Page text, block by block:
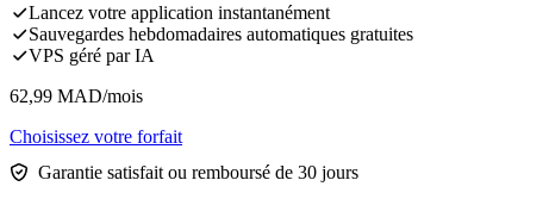
Lancez votre application instantanément
Sauvegardes hebdomadaires automatiques gratuites
VPS géré par IA
62,99 MAD/mois
Choisissez votre forfait
Garantie satisfait ou remboursé de 30 jours